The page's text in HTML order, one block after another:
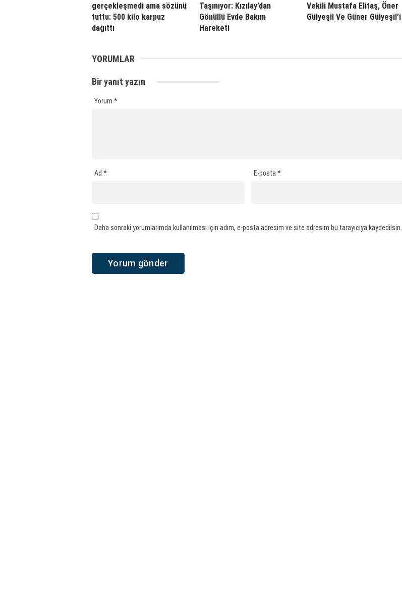
gerçekleşmedi ama sözünü
tuttu: 500 kilo karpuz
dağıttı
Taşınıyor: Kızılay’dan
Gönüllü Evde Bakım
Hareketi
Vekili Mustafa Elitaş, Öner
Gülyeşil Ve Güner Gülyeşil’i
YORUMLAR
Bir yanıt yazın
Yorum *
Ad * E-posta *
Daha sonraki yorumlarımda kullanılması için adım, e-posta adresim ve site adresim bu tarayıcıya kaydedilsin.